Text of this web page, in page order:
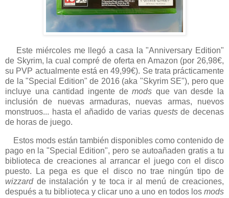
Este miércoles me llegó a casa la "Anniversary Edition"
de Skyrim, la cual compré de oferta en Amazon (por 26,98€,
su PVP actualmente está en 49,99€). Se trata prácticamente
de la "Special Edition" de 2016 (aka "Skyrim SE"), pero que
incluye una cantidad ingente demods que van desde la
inclusión de nuevas armaduras, nuevas armas, nuevos
monstruos... hasta el añadido de varias questsde decenas
de horas de juego.
Estos mods están también disponibles como contenido de
pago en la "Special Edition", pero se autoañaden gratis a tu
biblioteca de creaciones al arrancar el juego con el disco
puesto. La pega es que el disco no trae ningún tipo de
wizzardde instalación y te toca ir al menú de creaciones,
después a tu biblioteca y clicar uno a uno en todos los mods